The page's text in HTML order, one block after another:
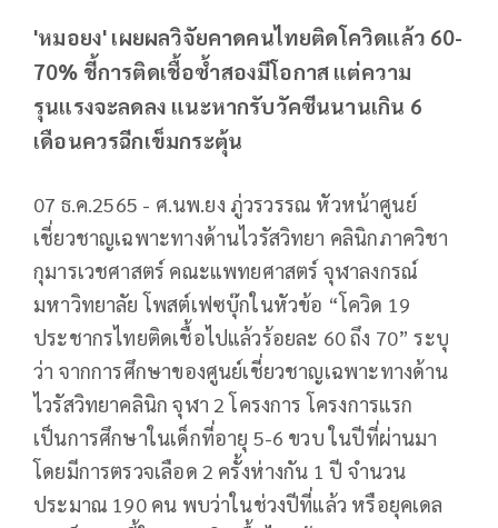
'หมอยง' เผยผลวิจัยคาดคนไทยติดโควิดแล้ว 60-
70% ชี้การติดเชื้อซ้ำสองมีโอกาส แต่ความ
รุนแรงจะลดลง แนะหากรับวัคซีนนานเกิน 6
เดือนควรฉีกเข็มกระตุ้น
07 ธ.ค.2565 - ศ.นพ.ยง ภู่วรวรรณ หัวหน้าศูนย์
เชี่ยวชาญเฉพาะทางด้านไวรัสวิทยา คลินิกภาควิชา
กุมารเวชศาสตร์ คณะแพทยศาสตร์ จุฬาลงกรณ์
มหาวิทยาลัย โพสต์เฟซบุ๊กในหัวข้อ “โควิด 19
ประชากรไทยติดเชื้อไปแล้วร้อยละ 60 ถึง 70” ระบุ
ว่า จากการศึกษาของศูนย์เชี่ยวชาญเฉพาะทางด้าน
ไวรัสวิทยาคลินิก จุฬา 2 โครงการ โครงการแรก
เป็นการศึกษาในเด็กที่อายุ 5-6 ขวบ ในปีที่ผ่านมา
โดยมีการตรวจเลือด 2 ครั้งห่างกัน 1 ปี จำนวน
ประมาณ 190 คน พบว่าในช่วงปีที่แล้ว หรือยุคเดล